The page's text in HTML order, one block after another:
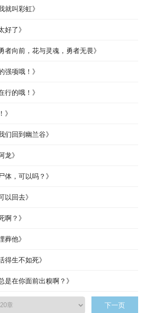
就叫彩虹》
好了》
者向前，花与灵魂，勇者无畏》
强项哦！》
行的哦！》
》
们回到幽兰谷》
龙》
体，可以吗？》
以回去》
啊？》
葬他》
得生不如死》
是在你面前出糗啊？》
下一页